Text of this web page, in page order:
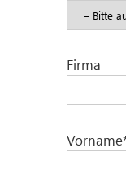
Firma